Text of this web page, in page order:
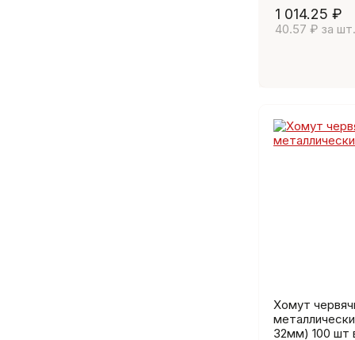
1 014.25 ₽
40.57 ₽ за шт.
Хомут
32мм) 100 шт